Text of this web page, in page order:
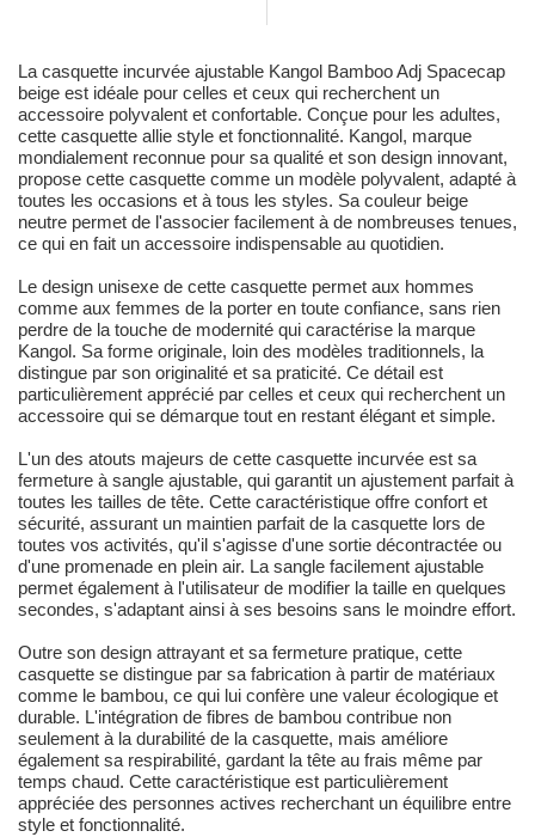
La casquette incurvée ajustable Kangol Bamboo Adj Spacecap
beige est idéale pour celles et ceux qui recherchent un
accessoire polyvalent et confortable. Conçue pour les adultes,
cette casquette allie style et fonctionnalité. Kangol, marque
mondialement reconnue pour sa qualité et son design innovant,
propose cette casquette comme un modèle polyvalent, adapté à
toutes les occasions et à tous les styles. Sa couleur beige
neutre permet de l'associer facilement à de nombreuses tenues,
ce qui en fait un accessoire indispensable au quotidien.
Le design unisexe de cette casquette permet aux hommes
comme aux femmes de la porter en toute confiance, sans rien
perdre de la touche de modernité qui caractérise la marque
Kangol. Sa forme originale, loin des modèles traditionnels, la
distingue par son originalité et sa praticité. Ce détail est
particulièrement apprécié par celles et ceux qui recherchent un
accessoire qui se démarque tout en restant élégant et simple.
L'un des atouts majeurs de cette casquette incurvée est sa
fermeture à sangle ajustable, qui garantit un ajustement parfait à
toutes les tailles de tête. Cette caractéristique offre confort et
sécurité, assurant un maintien parfait de la casquette lors de
toutes vos activités, qu'il s'agisse d'une sortie décontractée ou
d'une promenade en plein air. La sangle facilement ajustable
permet également à l'utilisateur de modifier la taille en quelques
secondes, s'adaptant ainsi à ses besoins sans le moindre effort.
Outre son design attrayant et sa fermeture pratique, cette
casquette se distingue par sa fabrication à partir de matériaux
comme le bambou, ce qui lui confère une valeur écologique et
durable. L'intégration de fibres de bambou contribue non
seulement à la durabilité de la casquette, mais améliore
également sa respirabilité, gardant la tête au frais même par
temps chaud. Cette caractéristique est particulièrement
appréciée des personnes actives recherchant un équilibre entre
style et fonctionnalité.